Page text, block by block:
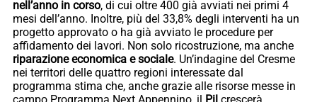
nell’anno in corso, di cui oltre 400 già avviati nei primi 4
mesi dell’anno. Inoltre, più del 33,8% degli interventi ha un
progetto approvato o ha già avviato le procedure per
affidamento dei lavori. Non solo ricostruzione, ma anche
riparazione economica e sociale. Un’indagine del Cresme
nei territori delle quattro regioni interessate dal
programma stima che, anche grazie alle risorse messe in